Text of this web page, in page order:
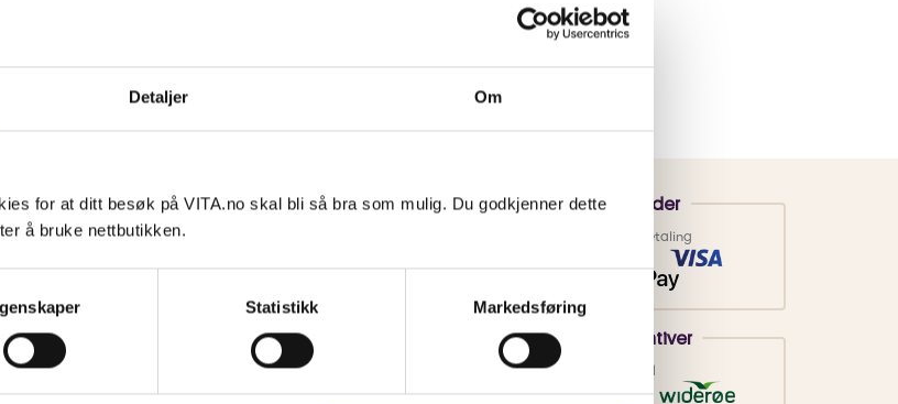
Detaljer Om
for at ditt besøk på VITA.no skal bli så bra som mulig. Du godkjenner dette
å bruke nettbutikken.
Statistikk Markedsføring
VITA Venn
Betalingsmetoder
Kortbetaling
Leveringsalternativer
Vi leverer med